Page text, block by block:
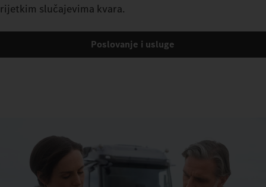
rijetkim slučajevima kvara.
Poslovanje i usluge